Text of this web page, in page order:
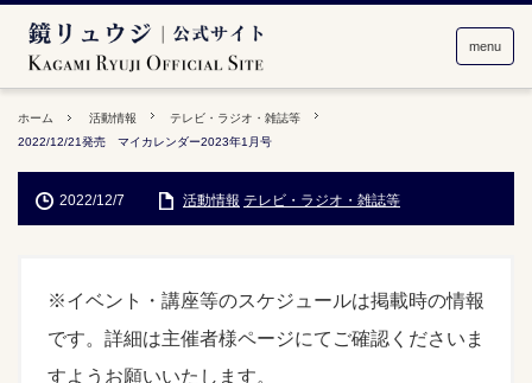
menu
ホーム 活動情報
テレビ・ラジオ・雑誌等
2022/12/21発売 マイカレンダー2023年1月号
2022/12/7 活動情報 テレビ・ラジオ・雑誌等
※イベント・講座等のスケジュールは掲載時の情報
です。詳細は主催者様ページにてご確認くださいま
すようお願いいたします。